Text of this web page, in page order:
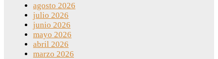
agosto 2026
julio 2026
junio 2026
mayo 2026
abril 2026
marzo 2026